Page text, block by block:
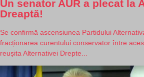
Un senator AUR a plecat la
Dreaptă!
Se confirmă ascensiunea Partidului
fracționarea curentului conservator între
reușita Alternativei Drepte...